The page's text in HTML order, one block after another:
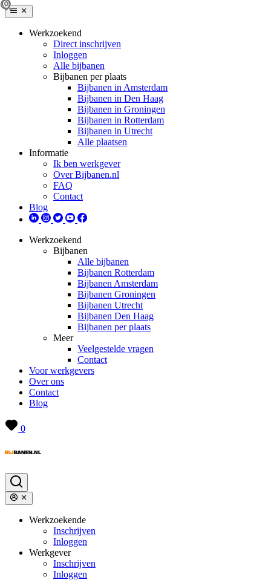
Werkzoekend
Direct inschrijven
Inloggen
Alle bijbanen
Bijbanen per plaats
Bijbanen in Amsterdam
Bijbanen in Den Haag
Bijbanen in Groningen
Bijbanen in Rotterdam
Bijbanen in Utrecht
Alle plaatsen
Informatie
Ik ben werkgever
Over Bijbanen.nl
FAQ
Contact
Blog
Werkzoekend
Bijbanen
Alle bijbanen
Bijbanen Rotterdam
Bijbanen Amsterdam
Bijbanen Groningen
Bijbanen Utrecht
Bijbanen Den Haag
Bijbanen per plaats
Meer
Veelgestelde vragen
Contact
Voor werkgevers
Over ons
Contact
Blog
0
Werkzoekende
Inschrijven
Inloggen
Werkgever
Inschrijven
Inloggen